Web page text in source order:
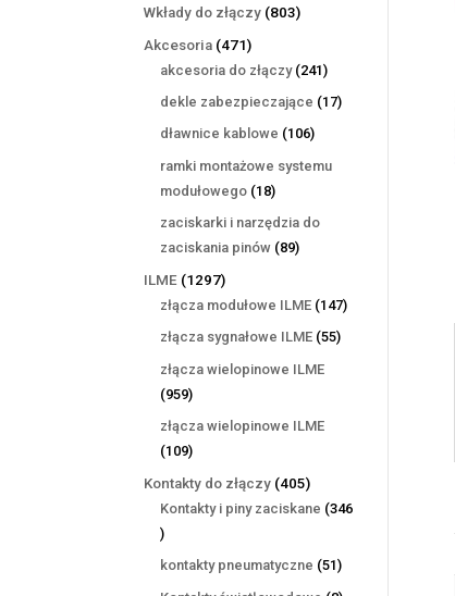
Wkłady do złączy 803803
Akcesoria 471471
produktów
akcesoria do złączy 241241
produktów
dekle zabezpieczające 1717
dławnice kablowe 106106
ramki montażowe systemu
modułowego 1818
produktów
zaciskarki i narzędzia do
zaciskania pinów 8989
ILME 12971297
produktów
złącza modułowe ILME 147147
złącza sygnałowe ILME 5555
złącza wielopinowe ILME
959959
produktów
złącza wielopinowe ILME
109109
produktów
Kontakty do złączy 405405
produktów
Kontakty i piny zaciskane 346
346
produktów
kontakty pneumatyczne 5151
produktów